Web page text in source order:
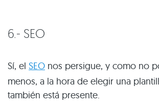
6.- SEO
Sí, el SEO nos persigue, y como no
menos, a la hora de elegir una
también está presente.